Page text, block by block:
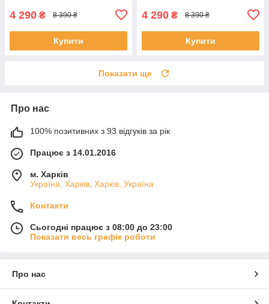
4 290 ₴ 8 390 ₴
Купити
4 290 ₴ 8 390 ₴
Купити
Показати ще
Про нас
100% позитивних з 93 відгуків за рік
Працює з 14.01.2016
м. Харків
Україна, Харків, Харків, Україна
Контакти
Сьогодні працює з 08:00 до 23:00
Показати весь графік роботи
Про нас